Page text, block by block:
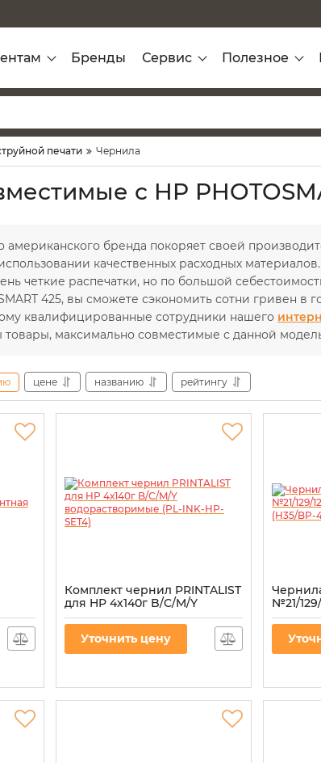
Бренды Сервис Полезное
печати Чернила
с HP
американского бренда покоряет своей
качественных расходных
четкие распечатки, но по большой
425, вы сможете сэкономить сотни гривен в
квалифицированные сотрудники нашего
товары, максимально совместимые с данной
цене названию рейтингу
Комплект чернил PRINTALIST
для HP 4х140г B/C/M/Y
водорастворимые (PL-INK-
HP-SET4)
Артикул:PL-INK-HP-SET4
Уточнить цену
№21/
СНПЧ
Артикул: